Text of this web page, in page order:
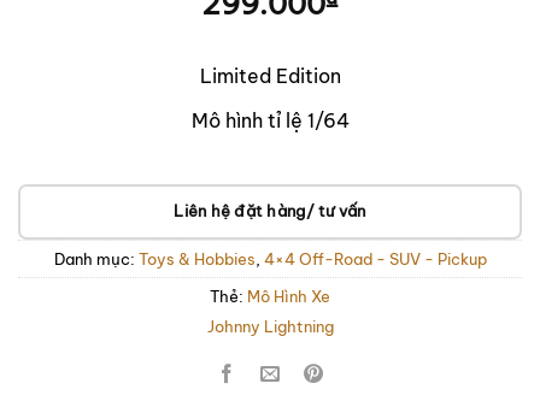
Limited Edition
Mô hình tỉ lệ 1/64
Liên hệ đặt hàng/ tư vấn
Danh mục: Toys & Hobbies 4×4 Off-Road - SUV - Pickup
Thẻ: Mô Hình Xe
Johnny Lightning